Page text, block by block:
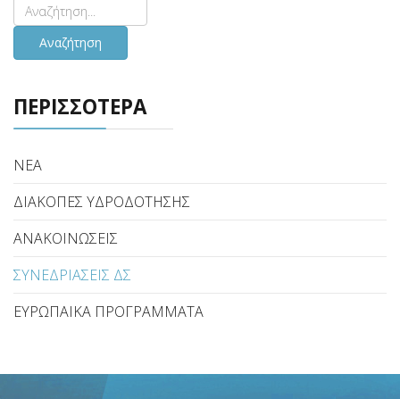
Αναζήτηση
ΠΕΡΙΣΣΟΤΕΡΑ
ΝΕΑ
ΔΙΑΚΟΠΕΣ ΥΔΡΟΔΟΤΗΣΗΣ
ΑΝΑΚΟΙΝΩΣΕΙΣ
ΣΥΝΕΔΡΙΑΣΕΙΣ ΔΣ
ΕΥΡΩΠΑΙΚΑ ΠΡΟΓΡΑΜΜΑΤΑ